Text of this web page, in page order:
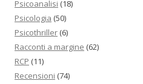
Psicoanalisi (18)
Psicologia (50)
Psicothriller (6)
Racconti a margine (62)
RCP (11)
Recensioni (74)